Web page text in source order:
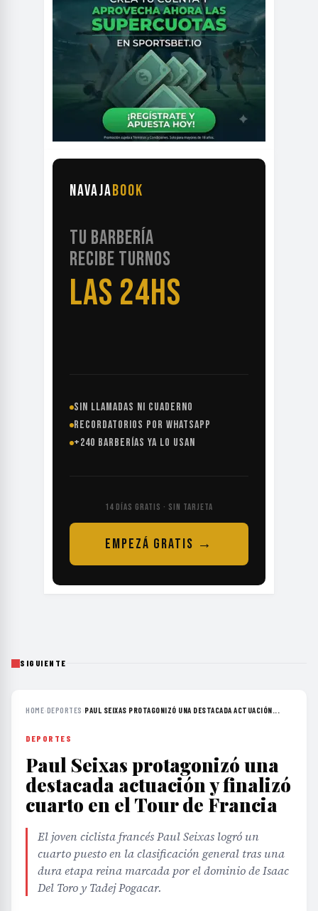
NAVAJABOOK
TU BARBERÍA
RECIBE TURNOS
LAS 24HS
SIN LLAMADAS NI CUADERNO
RECORDATORIOS POR WHATSAPP
+240 BARBERÍAS YA LO USAN
14 DÍAS GRATIS · SIN TARJETA
EMPEZÁ GRATIS →
SIGUIENTE
HOME›DEPORTES ›PAUL SEIXAS PROTAGONIZÓ UNA DESTACADA ACTUACIÓN...
DEPORTES
Paul Seixas protagonizó una
destacada actuación y finalizó
cuarto en el Tour de Francia
El joven ciclista francés Paul Seixas logró un
cuarto puesto en la clasificación general tras una
dura etapa reina marcada por el dominio de Isaac
Del Toro y Tadej Pogacar.